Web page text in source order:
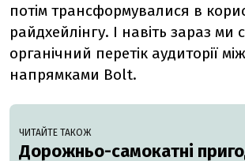
потім трансформувалися в
райдхейлінгу. І навіть зараз ми
органічний перетік аудиторії
напрямками Bolt.
ЧИТАЙТЕ ТАКОЖ
Дорожньо-самокатні